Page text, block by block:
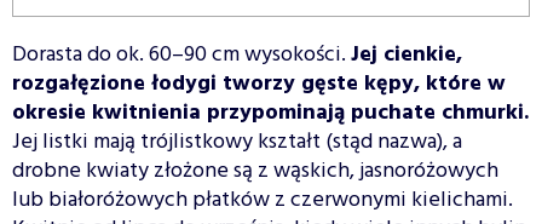
Dorasta do ok. 60–90 cm wysokości.Jej cienkie,
rozgałęzione łodygi tworzy gęste kępy, które w
okresie kwitnienia przypominają puchate chmurki.
Jej listki mają trójlistkowy kształt (stąd nazwa), a
drobne kwiaty złożone są z wąskich, jasnoróżowych
lub białoróżowych płatków z czerwonymi kielichami.